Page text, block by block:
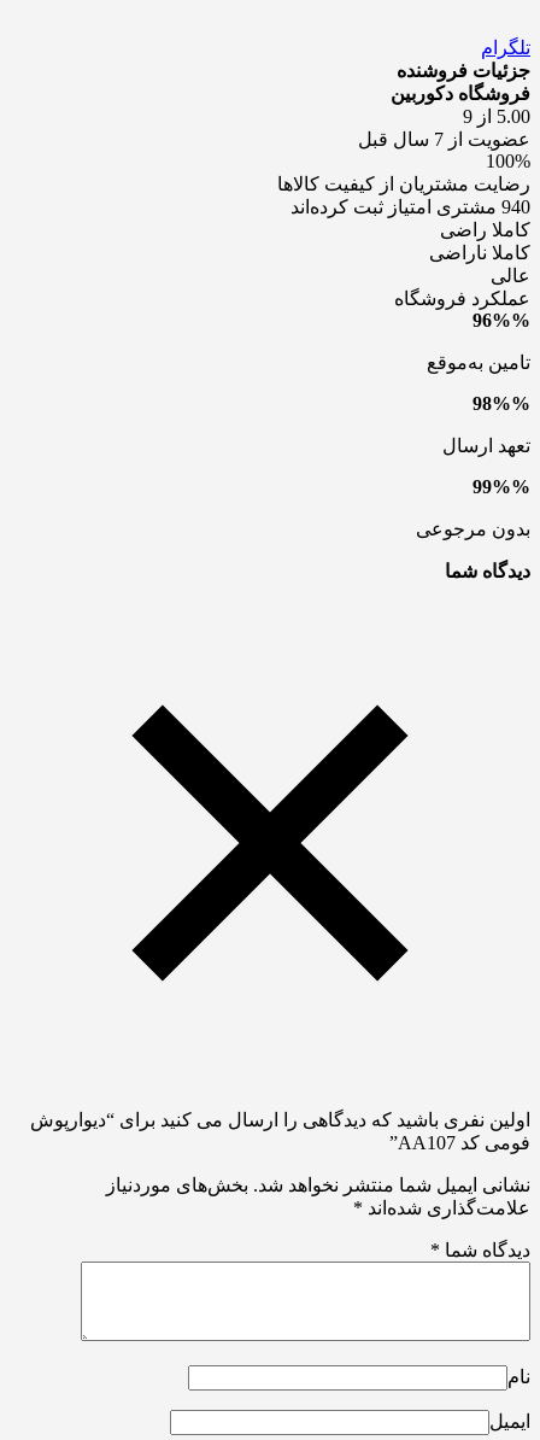
تلگرام
جزئیات فروشنده
فروشگاه دکوربین
5.00 از 9
عضویت از 7 سال قبل
100%
رضایت مشتریان از کیفیت کالاها
940 مشتری امتیاز ثبت کرده‌اند
کاملا راضی
کاملا ناراضی
عالی
عملکرد فروشگاه
96%%
تامین به‌موقع
98%%
تعهد ارسال
99%%
بدون مرجوعی
دیدگاه شما
اولین نفری باشید که دیدگاهی را ارسال می کنید برای “دیوارپوش
فومی کد AA107”
نشانی ایمیل شما منتشر نخواهد شد. بخش‌های موردنیاز
علامت‌گذاری شده‌اند *
دیدگاه شما *
نام
ایمیل